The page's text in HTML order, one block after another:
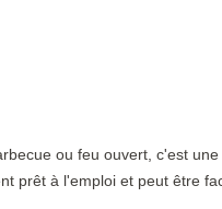
ou feu ouvert, c'est
prêt à l'emploi et peut être